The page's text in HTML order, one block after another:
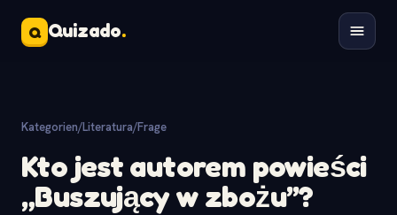
Q Quizado.
Kategorien/Literatura/Frage
Kto jest autorem powieści
„Buszujący w zbożu”?